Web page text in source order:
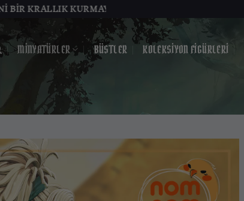
KURMAYA HAZIR MISIN?
MINYATÜRLER BÜSTLER KOLEKSIYON FIGÜRLERI